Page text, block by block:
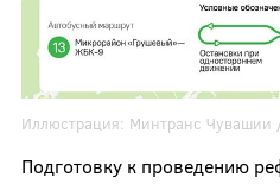
Иллюстрация: Минтранс Чувашии
Подготовку к проведению